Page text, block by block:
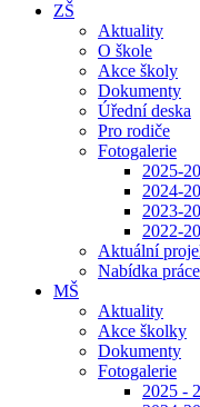
ZŠ
Aktuality
O škole
Akce školy
Dokumenty
Úřední deska
Pro rodiče
Fotogalerie
2025-
2024-
2023-
2022-
Aktuální
Nabídka práce
MŠ
Aktuality
Akce školky
Dokumenty
Fotogalerie
2025 -